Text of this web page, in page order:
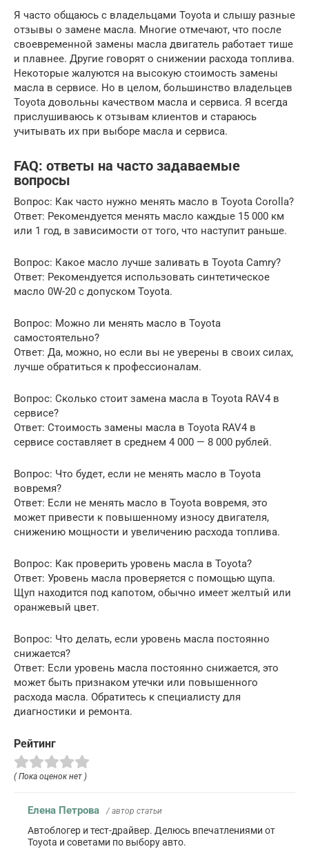
Я часто общаюсь с владельцами Toyota и слышу разные
отзывы о замене масла. Многие отмечают, что после
своевременной замены масла двигатель работает тише
и плавнее. Другие говорят о снижении расхода топлива.
Некоторые жалуются на высокую стоимость замены
масла в сервисе. Но в целом, большинство владельцев
Toyota довольны качеством масла и сервиса. Я всегда
прислушиваюсь к отзывам клиентов и стараюсь
учитывать их при выборе масла и сервиса.
FAQ: ответы на часто задаваемые
вопросы
Вопрос: Как часто нужно менять масло в Toyota Corolla?
Ответ: Рекомендуется менять масло каждые 15 000 км
или 1 год, в зависимости от того, что наступит раньше.
Вопрос: Какое масло лучше заливать в Toyota Camry?
Ответ: Рекомендуется использовать синтетическое
масло 0W-20 с допуском Toyota.
Вопрос: Можно ли менять масло в Toyota
самостоятельно?
Ответ: Да, можно, но если вы не уверены в своих силах,
лучше обратиться к профессионалам.
Вопрос: Сколько стоит замена масла в Toyota RAV4 в
сервисе?
Ответ: Стоимость замены масла в Toyota RAV4 в
сервисе составляет в среднем 4 000 — 8 000 рублей.
Вопрос: Что будет, если не менять масло в Toyota
вовремя?
Ответ: Если не менять масло в Toyota вовремя, это
может привести к повышенному износу двигателя,
снижению мощности и увеличению расхода топлива.
Вопрос: Как проверить уровень масла в Toyota?
Ответ: Уровень масла проверяется с помощью щупа.
Щуп находится под капотом, обычно имеет желтый или
оранжевый цвет.
Вопрос: Что делать, если уровень масла постоянно
снижается?
Ответ: Если уровень масла постоянно снижается, это
может быть признаком утечки или повышенного
расхода масла. Обратитесь к специалисту для
диагностики и ремонта.
Рейтинг
( Пока оценок нет )
Елена Петрова / автор статьи
Автоблогер и тест-драйвер. Делюсь впечатлениями от
Toyota и советами по выбору авто.